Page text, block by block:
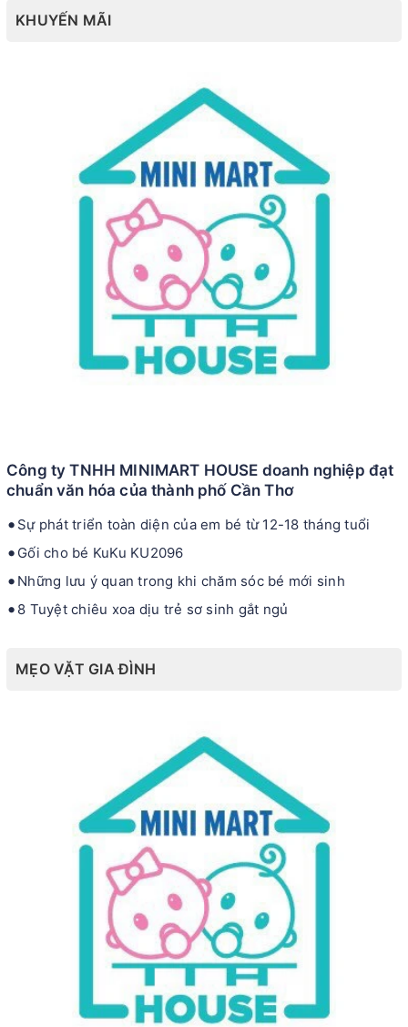
KHUYẾN MÃI
Công ty TNHH MINIMART HOUSE doanh nghiệp đạt
chuẩn văn hóa của thành phố Cần Thơ
Sự phát triển toàn diện của em bé từ 12-18 tháng tuổi
Gối cho bé KuKu KU2096
Những lưu ý quan trong khi chăm sóc bé mới sinh
8 Tuyệt chiêu xoa dịu trẻ sơ sinh gắt ngủ
MẸO VẶT GIA ĐÌNH